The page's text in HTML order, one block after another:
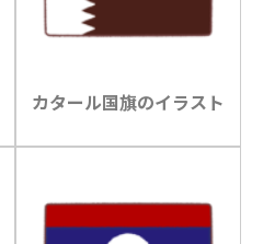
カタール国旗のイラスト